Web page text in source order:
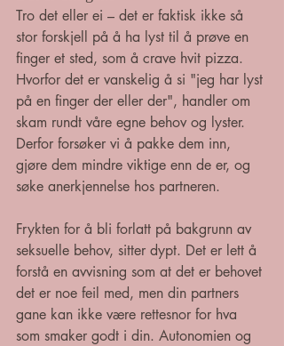
Tro det eller ei – det er faktisk ikke så
stor forskjell på å ha lyst til å prøve en
finger et sted, som å crave hvit pizza.
Hvorfor det er vanskelig å si "jeg har lyst
på en finger der eller der", handler om
skam rundt våre egne behov og lyster.
Derfor forsøker vi å pakke dem inn,
gjøre dem mindre viktige enn de er, og
søke anerkjennelse hos partneren.
Frykten for å bli forlatt på bakgrunn av
seksuelle behov, sitter dypt. Det er lett å
forstå en avvisning som at det er behovet
det er noe feil med, men din partners
gane kan ikke være rettesnor for hva
som smaker godt i din. Autonomien og